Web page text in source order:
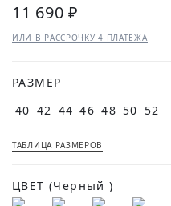
11 690 ₽
ИЛИ В РАССРОЧКУ 4 ПЛАТЕЖА
РАЗМЕР
40 42 44 46 48 50 52
ТАБЛИЦА РАЗМЕРОВ
ЦВЕТ (Черный )